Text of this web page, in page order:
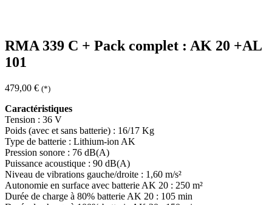
RMA 339 C + Pack complet : AK 20 +AL
101
479,00 € (*)
Caractéristiques
Tension : 36 V
Poids (avec et sans batterie) : 16/17 Kg
Type de batterie : Lithium-ion AK
Pression sonore : 76 dB(A)
Puissance acoustique : 90 dB(A)
Niveau de vibrations gauche/droite : 1,60 m/s²
Autonomie en surface avec batterie AK 20 : 250 m²
Durée de charge à 80% batterie AK 20 : 105 min